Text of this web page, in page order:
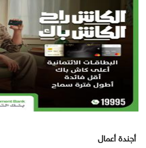
أجندة أعمال